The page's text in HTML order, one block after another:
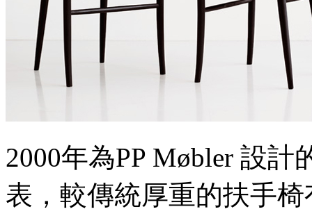
2000年為PP Møbler 設計
表，較傳統厚重的扶手